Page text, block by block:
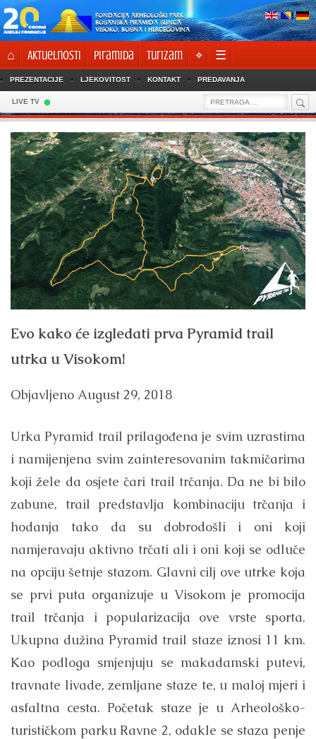
Skip
to
content
FONDACIJA ARHEOLOŠKI PARK:
BOSANSKA PIRAMIDA SUNCA
VISOKO, BOSNA I HERCEGOVINA
⌂ Aktuelnosti Piramida Turizam ⌖ ☰
PREZENTACIJE LJEKOVITOST KONTAKT PREDAVANJA
LIVE TV
Search
for:
Evo kako će izgledati prva Pyramid trail
utrka u Visokom!
Objavljeno August 29, 2018
Urka Pyramid trail prilagođena je svim uzrastima
i namijenjena svim zainteresovanim takmičarima
koji žele da osjete čari trail trčanja. Da ne bi bilo
zabune, trail predstavlja kombinaciju trčanja i
hodanja tako da su dobrodošli i oni koji
namjeravaju aktivno trčati ali i oni koji se odluče
na opciju šetnje stazom. Glavni cilj ove utrke koja
se prvi puta organizuje u Visokom je promocija
trail trčanja i popularizacija ove vrste sporta.
Ukupna dužina Pyramid trail staze iznosi 11 km.
Kao podloga smjenjuju se makadamski putevi,
travnate livade, zemljane staze te, u maloj mjeri i
asfaltna cesta. Početak staze je u Arheološko-
turističkom parku Ravne 2, odakle se staza penje